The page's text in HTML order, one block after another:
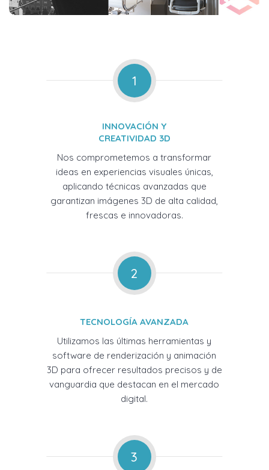
1
INNOVACIÓN Y
CREATIVIDAD 3D
Nos comprometemos a transformar
ideas en experiencias visuales únicas,
aplicando técnicas avanzadas que
garantizan imágenes 3D de alta calidad,
frescas e innovadoras.
2
TECNOLOGÍA AVANZADA
Utilizamos las últimas herramientas y
software de renderización y animación
3D para ofrecer resultados precisos y de
vanguardia que destacan en el mercado
digital.
3